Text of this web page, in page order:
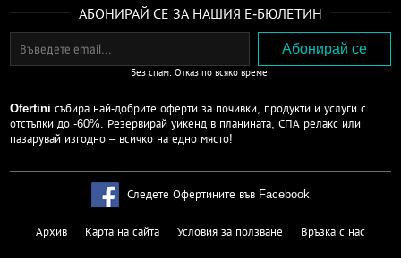
АБОНИРАЙ СЕ ЗА НАШИЯ Е-БЮЛЕТИН
Без спам. Отказ по всяко време.
Ofertini събира най-добрите оферти за почивки, продукти и услуги с
отстъпки до -60%. Резервирай уикенд в планината, СПА релакс или
пазарувай изгодно – всичко на едно място!
Следете Офертините във Facebook
Архив Карта на сайта Условия за ползване Връзка с нас